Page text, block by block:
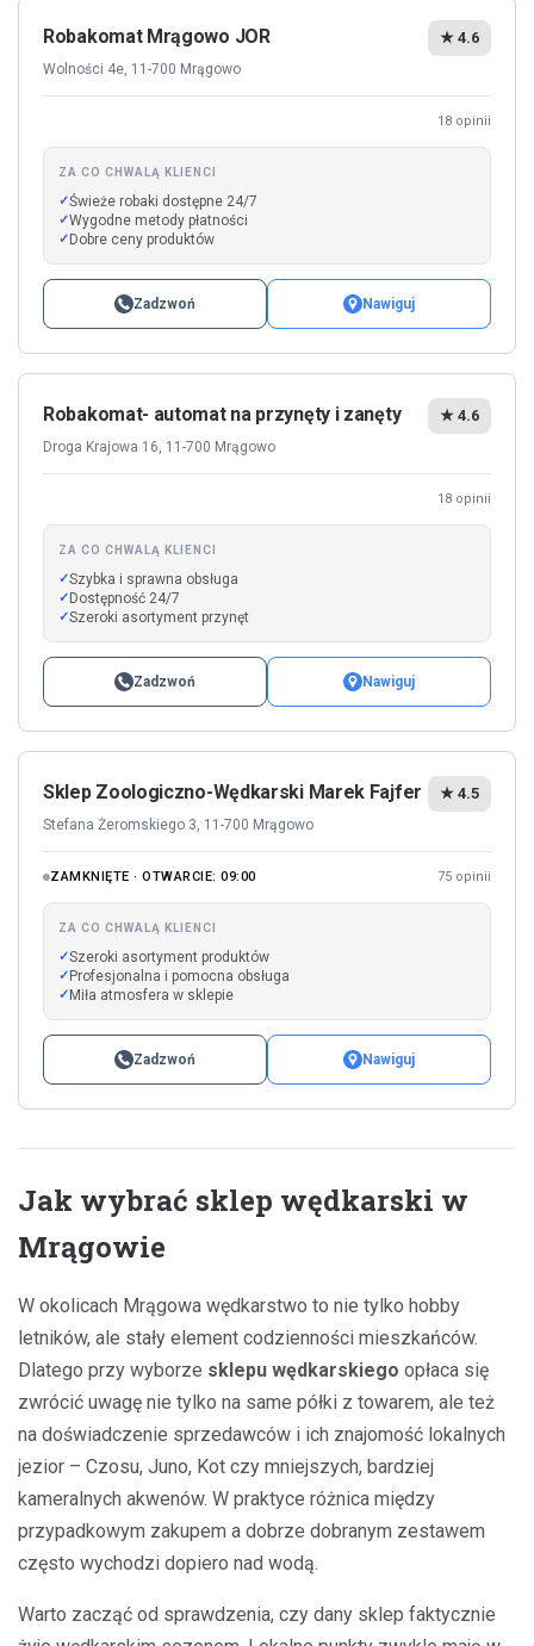
Robakomat Mrągowo JOR
Wolności 4e, 11-700 Mrągowo
★ 4.6
18 opinii
ZA CO CHWALĄ KLIENCI
Świeże robaki dostępne 24/7
Wygodne metody płatności
Dobre ceny produktów
Zadzwoń Nawiguj
Robakomat- automat na przynęty i zanęty
Droga Krajowa 16, 11-700 Mrągowo
★ 4.6
18 opinii
ZA CO CHWALĄ KLIENCI
Szybka i sprawna obsługa
Dostępność 24/7
Szeroki asortyment przynęt
Zadzwoń Nawiguj
Sklep Zoologiczno-Wędkarski Marek Fajfer
Stefana Żeromskiego 3, 11-700 Mrągowo
★ 4.5
ZAMKNIĘTE · OTWARCIE: 09:00 75 opinii
ZA CO CHWALĄ KLIENCI
Szeroki asortyment produktów
Profesjonalna i pomocna obsługa
Miła atmosfera w sklepie
Zadzwoń Nawiguj
Jak wybrać sklep wędkarski w
Mrągowie
W okolicach Mrągowa wędkarstwo to nie tylko hobby
letników, ale stały element codzienności mieszkańców.
Dlatego przy wyborze sklepu wędkarskiego opłaca się
zwrócić uwagę nie tylko na same półki z towarem, ale też
na doświadczenie sprzedawców i ich znajomość lokalnych
jezior – Czosu, Juno, Kot czy mniejszych, bardziej
kameralnych akwenów. W praktyce różnica między
przypadkowym zakupem a dobrze dobranym zestawem
często wychodzi dopiero nad wodą.
Warto zacząć od sprawdzenia, czy dany sklep faktycznie